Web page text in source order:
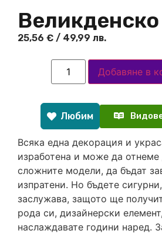
25,56 € / 49,99 лв.
Добавяне в
Любим
Всяка една декорация и
изработена и може да
сложните модели, да бъдат
изпратени. Но бъдете
заслужава, защото ще
рода си, дизайнерски
наслаждавате години наред.